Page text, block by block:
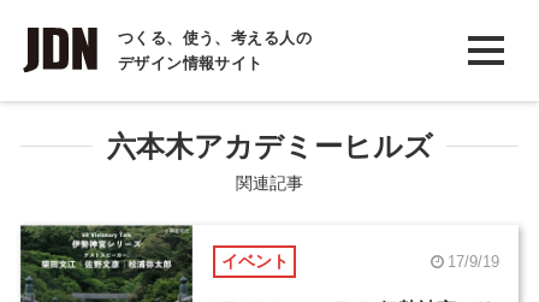
つくる、使う、考える人の
デザイン情報サイト
INTERVIEW
インタビュー
REPORT
COLUMN
コラム
六本木アカデミーヒルズ
関連記事
イベント 17/9/19